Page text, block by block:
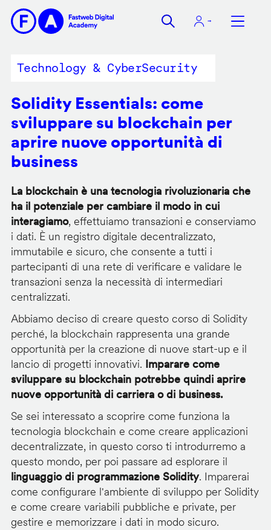
contenuto
Technology & CyberSecurity
Solidity Essentials: come
sviluppare su blockchain per
aprire nuove opportunità di
business
La blockchain è una tecnologia rivoluzionaria che
ha il potenziale per cambiare il modo in cui
interagiamo, effettuiamo transazioni e conserviamo
i dati. È un registro digitale decentralizzato,
immutabile e sicuro, che consente a tutti i
partecipanti di una rete di verificare e validare le
transazioni senza la necessità di intermediari
centralizzati.
Abbiamo deciso di creare questo corso di Solidity
perché, la blockchain rappresenta una grande
opportunità per la creazione di nuove start-up e il
lancio di progetti innovativi. Imparare come
sviluppare su blockchain potrebbe quindi aprire
nuove opportunità di carriera o di business.
Se sei interessato a scoprire come funziona la
tecnologia blockchain e come creare applicazioni
decentralizzate, in questo corso ti introdurremo a
questo mondo, per poi passare ad esplorare il
linguaggio di programmazione Solidity. Imparerai
come configurare l'ambiente di sviluppo per Solidity
e come creare variabili pubbliche e private, per
gestire e memorizzare i dati in modo sicuro.